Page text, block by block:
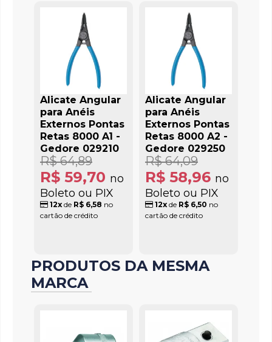
Alicate Angular
para Anéis
Externos Pontas
Retas 8000 A1 -
Gedore 029210
R$ 59,70 no
Boleto ou PIX
R$ 64,89
12x de R$ 6,58 no
cartão de crédito
Alicate Angular
para Anéis
Externos Pontas
Retas 8000 A2 -
Gedore 029250
R$ 58,96 no
Boleto ou PIX
R$ 64,09
12xde R$ 6,50 no
cartão de crédito
PRODUTOS DA MESMA
MARCA